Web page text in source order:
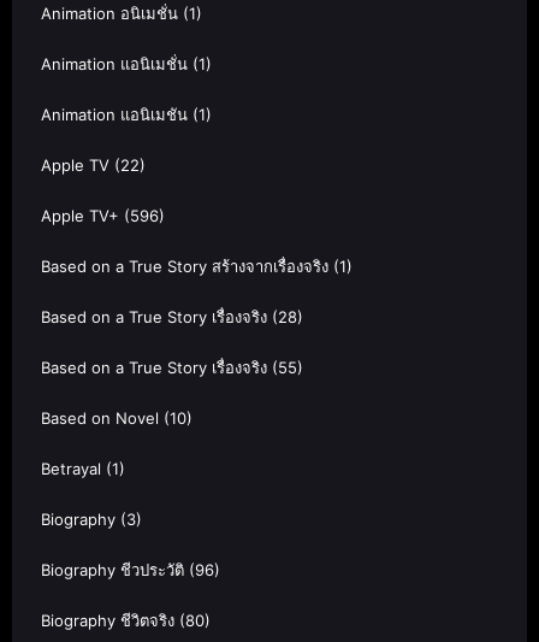
Animation อนิเมชั่น (1)
Animation แอนิเมชั่น (1)
Animation แอนิเมชัน (1)
Apple TV (22)
Apple TV+ (596)
Based on a True Story สร้างจากเรื่องจริง (1)
Based on a True Story เรื่องจริง (28)
Based on a True Story เรื่องจริง (55)
Based on Novel (10)
Betrayal (1)
Biography (3)
Biography ชีวประวัติ (96)
Biography ชีวิตจริง (80)